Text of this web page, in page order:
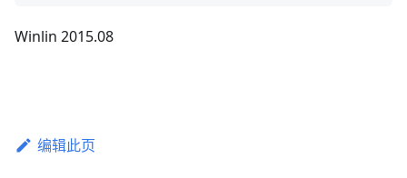
Winlin 2015.08
编辑此页